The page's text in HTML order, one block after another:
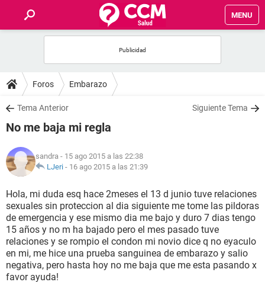
MENU
FOROS
SALUD
NUTRICIÓN
BIENESTAR
SEXUALIDAD
GLOSARIO
Foros Embarazo
Tema Anterior Siguiente Tema
No me baja mi regla
sandra - 15 ago 2015 a las 22:38
LJeri - 16 ago 2015 a las 21:39
Hola, mi duda esq hace 2meses el 13 d junio tuve relaciones
sexuales sin proteccion al dia siguiente me tome las pildoras
de emergencia y ese mismo dia me bajo y duro 7 dias tengo
15 años y no m ha bajado pero el mes pasado tuve
relaciones y se rompio el condon mi novio dice q no eyaculo
en mi, me hice una prueba sanguinea de embarazo y salio
negativa, pero hasta hoy no me baja que me esta pasando x
favor ayuda!